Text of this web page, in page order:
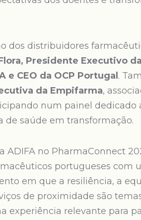
dos distribuidores
Presidente Executivo
e CEO da OCP Portugal .
da Empifarma,
num painel dedicado
de saúde em transformação.
ADIFA no PharmaConnect
portugueses com
em que a resiliência, a
de proximidade são
experiência relevante para